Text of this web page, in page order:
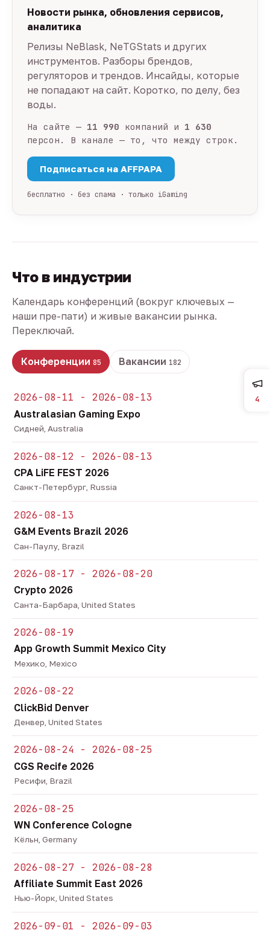
Новости рынка, обновления сервисов,
аналитика
Релизы NeBlask, NeTGStats и других
инструментов. Разборы брендов,
регуляторов и трендов. Инсайды, которые
не попадают на сайт. Коротко, по делу, без
воды.
На сайте — 11 990 компаний и 1 630
персон. В канале — то, что между строк.
Подписаться на AFFPAPA
бесплатно · без спама · только iGaming
Что в индустрии
Календарь конференций (вокруг ключевых —
наши пре-пати) и живые вакансии рынка.
Переключай.
Конференции 85 Вакансии 182
2026-08-11 - 2026-08-13
Australasian Gaming Expo
Сидней, Australia
2026-08-12 - 2026-08-13
CPA LiFE FEST 2026
Санкт-Петербург, Russia
2026-08-13
G&M Events Brazil 2026
Сан-Паулу, Brazil
2026-08-17 - 2026-08-20
Crypto 2026
Санта-Барбара, United States
2026-08-19
App Growth Summit Mexico City
Мехико, Mexico
2026-08-22
ClickBid Denver
Денвер, United States
2026-08-24 - 2026-08-25
CGS Recife 2026
Ресифи, Brazil
2026-08-25
WN Conference Cologne
Кёльн, Germany
2026-08-27 - 2026-08-28
Affiliate Summit East 2026
Нью-Йорк, United States
2026-09-01 - 2026-09-03
4